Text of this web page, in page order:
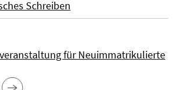
Schreiben
für Neuimmatrikulierte